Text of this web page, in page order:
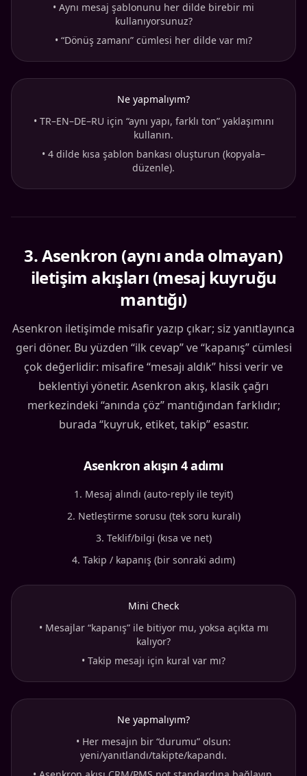
• Aynı mesaj şablonunu her dilde birebir mi
kullanıyorsunuz?
• “Dönüş zamanı” cümlesi her dilde var mı?
Ne yapmalıyım?
• TR–EN–DE–RU için “aynı yapı, farklı ton” yaklaşımını
kullanın.
• 4 dilde kısa şablon bankası oluşturun (kopyala–
düzenle).
3.Asenkron (aynı anda olmayan)
iletişim akışları (mesaj kuyruğu
mantığı)
Asenkron iletişimde misafir yazıp çıkar; siz yanıtlayınca
geri döner. Bu yüzden “ilk cevap” ve “kapanış” cümlesi
çok değerlidir: misafire “mesajı aldık” hissi verir ve
beklentiyi yönetir. Asenkron akış, klasik çağrı
merkezindeki “anında çöz” mantığından farklıdır;
burada “kuyruk, etiket, takip” esastır.
Asenkron akışın 4 adımı
Mesaj alındı (auto-reply ile teyit)
Netleştirme sorusu (tek soru kuralı)
Teklif/bilgi (kısa ve net)
Takip / kapanış (bir sonraki adım)
Mini Check
• Mesajlar “kapanış” ile bitiyor mu, yoksa açıkta mı
kalıyor?
• Takip mesajı için kural var mı?
Ne yapmalıyım?
• Her mesajın bir “durumu” olsun:
yeni/yanıtlandı/takipte/kapandı.